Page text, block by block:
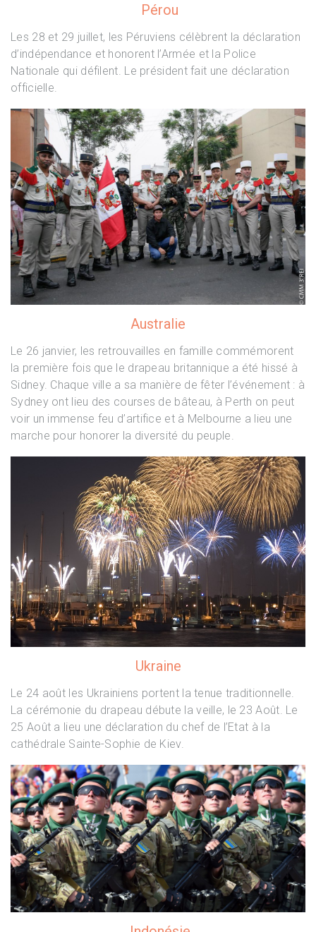
Pérou
Les 28 et 29 juillet, les Péruviens célèbrent la déclaration
d’indépendance et honorent l’Armée et la Police
Nationale qui défilent. Le président fait une déclaration
officielle.
Australie
Le 26 janvier, les retrouvailles en famille commémorent
la première fois que le drapeau britannique a été hissé à
Sidney. Chaque ville a sa manière de fêter l’événement : à
Sydney ont lieu des courses de bâteau, à Perth on peut
voir un immense feu d’artifice et à Melbourne a lieu une
marche pour honorer la diversité du peuple.
Ukraine
Le 24 août les Ukrainiens portent la tenue traditionnelle.
La cérémonie du drapeau débute la veille, le 23 Août. Le
25 Août a lieu une déclaration du chef de l’Etat à la
cathédrale Sainte-Sophie de Kiev.